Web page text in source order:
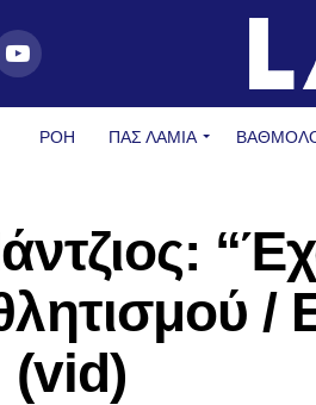
ΡΟΗ ΠΑΣ ΛΑΜΊΑ
/
(vid)